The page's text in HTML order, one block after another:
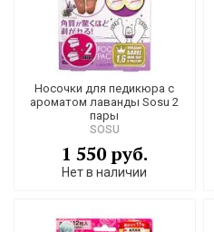
Носочки для педикюра с
ароматом лаванды Sosu 2
пары
SOSU
1 550 руб.
Нет в наличии